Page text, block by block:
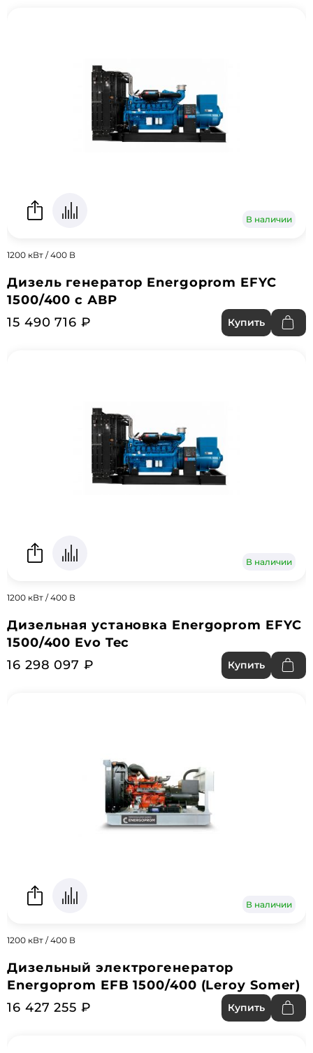
В наличии
1200 кВт / 400 В
Дизель генератор Energoprom EFYC
1500/400 с АВР
15 490 716 ₽
Купить
В наличии
1200 кВт / 400 В
Дизельная установка Energoprom EFYC
1500/400 Evo Tec
16 298 097 ₽
Купить
В наличии
1200 кВт / 400 В
Дизельный электрогенератор
Energoprom EFB 1500/400 (Leroy Somer)
16 427 255 ₽
Купить